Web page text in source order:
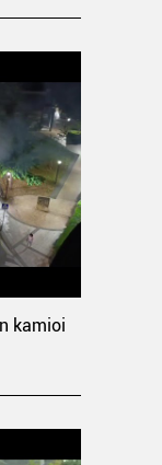
kamioi